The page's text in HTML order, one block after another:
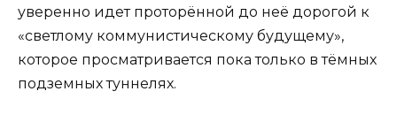
уверенно идет проторённой до неё дорогой к
«светлому коммунистическому будущему»,
которое просматривается пока только в тёмных
подземных туннелях.